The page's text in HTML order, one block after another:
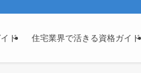
ド 住宅業界で活きる資格ガイド